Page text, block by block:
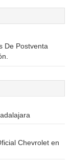
De Postventa
Chevrolet en